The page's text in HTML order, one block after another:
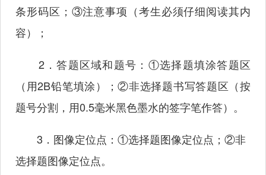
条形码区；③注意事项（考生必须仔细阅读其内
容）；
2．答题区域和题号：①选择题填涂答题区
（用2B铅笔填涂）；②非选择题书写答题区（按
题号分割，用0.5毫米黑色墨水的签字笔作答）。
3．图像定位点：①选择题图像定位点；②非
选择题图像定位点。